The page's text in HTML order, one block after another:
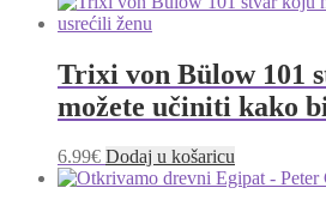
Trixi von Bülow 101
možete učiniti kako
6.99€ Dodaj u košaricu